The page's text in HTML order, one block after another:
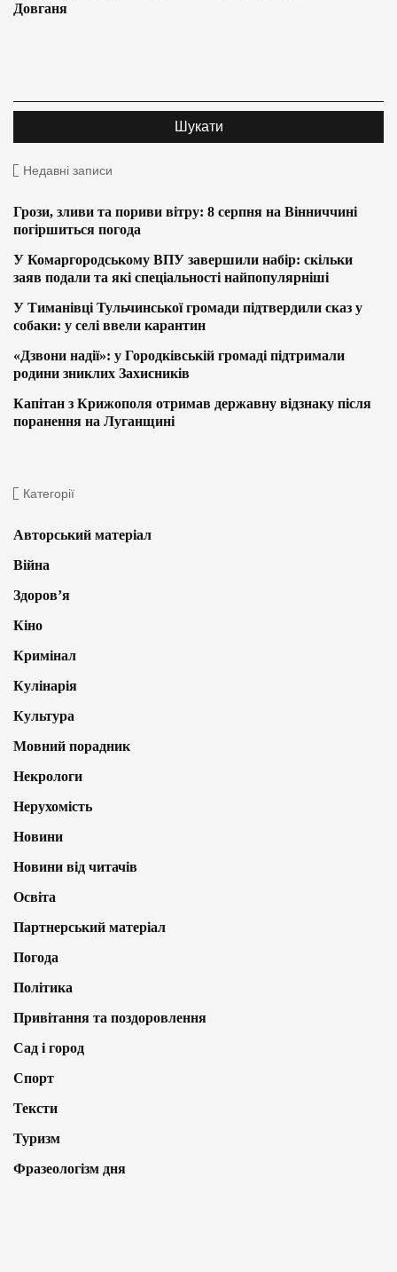
Довганя
Недавні записи
Грози, зливи та пориви вітру: 8 серпня на Вінниччині
погіршиться погода
У Комаргородському ВПУ завершили набір: скільки
заяв подали та які спеціальності найпопулярніші
У Тиманівці Тульчинської громади підтвердили сказ у
собаки: у селі ввели карантин
«Дзвони надії»: у Городківській громаді підтримали
родини зниклих Захисників
Капітан з Крижополя отримав державну відзнаку після
поранення на Луганщині
Категорії
Авторський матеріал
Війна
Здоров’я
Кіно
Кримінал
Кулінарія
Культура
Мовний порадник
Некрологи
Нерухомість
Новини
Новини від читачів
Освіта
Партнерський матеріал
Погода
Політика
Привітання та поздоровлення
Сад і город
Спорт
Тексти
Туризм
Фразеологізм дня